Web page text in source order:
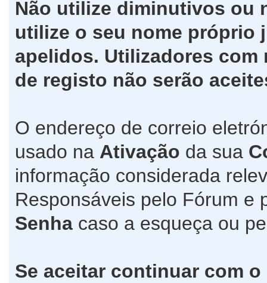
Não utilize diminutivos ou
utilize o seu nome próprio
apelidos. Utilizadores
de registo não serão
O endereço de correio
usado na Ativação da sua
informação considerada
Responsáveis pelo Fórum e
Senha caso a esqueça ou
Se aceitar continuar com